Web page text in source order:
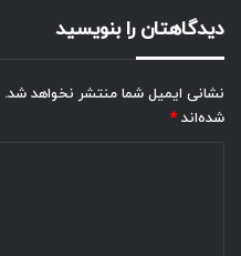
دیدگاهتان را بنویسید
نشانی ایمیل شما منتشر نخواهد شد.
شده‌اند *